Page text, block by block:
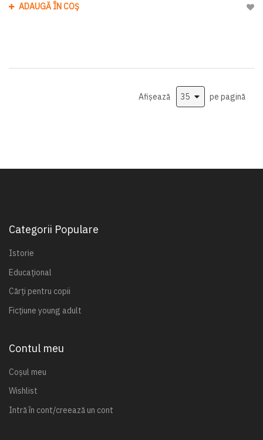
ADAUGĂ ÎN COȘ
Afișează pe pagină
Categorii Populare
Istorie
Educațional
Cărți pentru copii
Ficțiune young adult
Contul meu
Coșul meu
Wishlist
Intră în cont/creează un cont